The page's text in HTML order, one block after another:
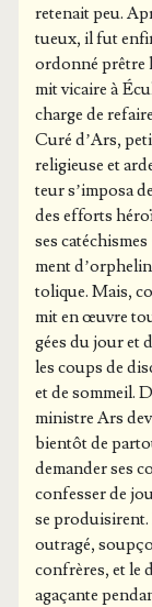
Posts
rete­nait peu.
tueux, il fut
ordon­né prêtre
mit vicaire à
charge de
Curé d’Ars,
reli­gieuse et
teur s’im­po­sa
des efforts
ses
ment
to­lique. Mais,
mit en œuvre
gées du jour et
les coups de
et de som­meil.
ministre Ars
bien­tôt de
deman­der ses
confes­ser de
se pro­dui­sirent.
outra­gé,
confrères, et le
aga­çante